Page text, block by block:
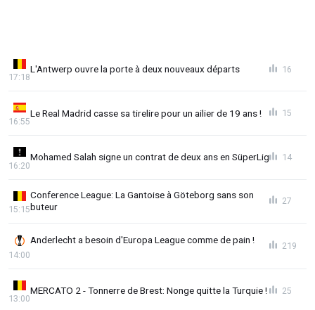
L'Antwerp ouvre la porte à deux nouveaux départs
17:18
16
Le Real Madrid casse sa tirelire pour un ailier de 19 ans !
16:55
15
Mohamed Salah signe un contrat de deux ans en SüperLig
16:20
14
Conference League: La Gantoise à Göteborg sans son
buteur
15:15
27
Anderlecht a besoin d'Europa League comme de pain !
14:00
219
MERCATO 2 - Tonnerre de Brest: Nonge quitte la Turquie !
13:00
25